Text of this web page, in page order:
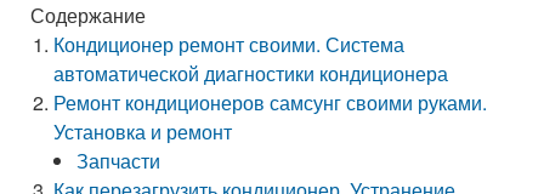
Содержание
Кондиционер ремонт своими. Система
автоматической диагностики кондиционера
Ремонт кондиционеров самсунг своими руками.
Установка и ремонт
Запчасти